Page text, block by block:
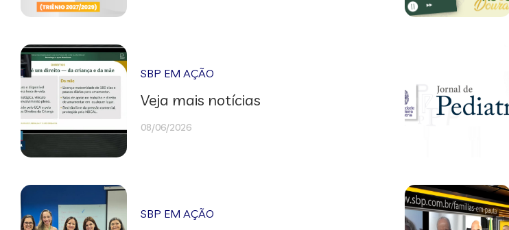
SBP EM AÇÃO
Veja mais notícias
08/06/2026
SBP EM AÇÃO